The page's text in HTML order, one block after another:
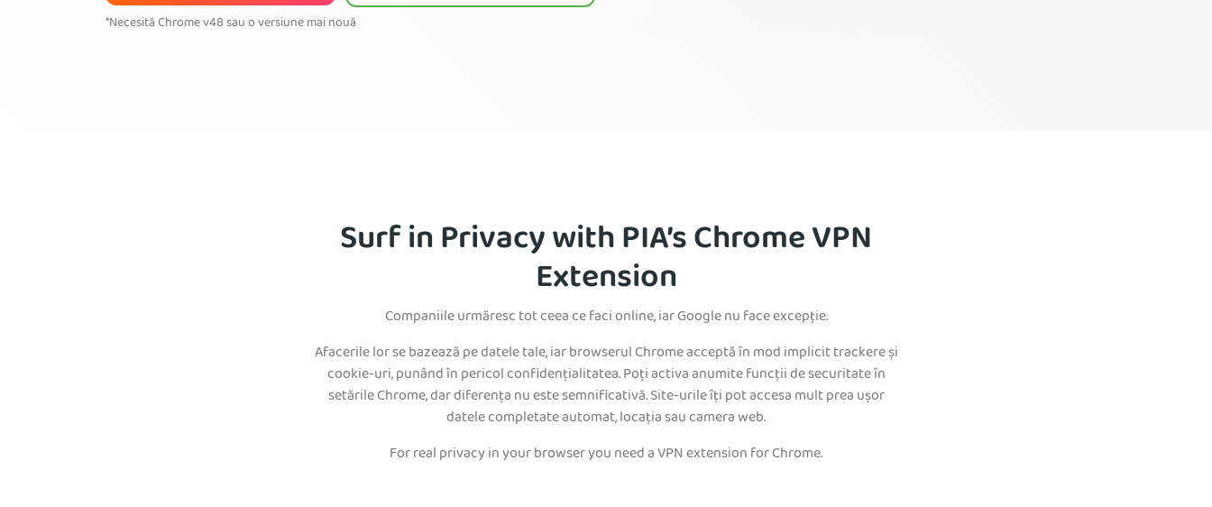
*Necesită Chrome v48 sau o versiune mai nouă
Surf in Privacy with PIA’s Chrome VPN
Extension
Companiile urmăresc tot ceea ce faci online, iar Google nu face excepție.
Afacerile lor se bazează pe datele tale, iar browserul Chrome acceptă în mod implicit trackere și
cookie-uri, punând în pericol confidențialitatea. Poți activa anumite funcții de securitate în
setările Chrome, dar diferența nu este semnificativă. Site-urile îți pot accesa mult prea ușor
datele completate automat, locația sau camera web.
For real privacy in your browser you need a VPN extension for Chrome.